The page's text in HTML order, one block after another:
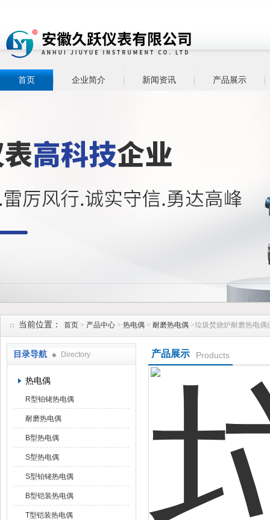
安徽久跃仪表有限公司
首页 企业简介 新闻资讯 产品展示
当前位置： 首页 > 产品中心 > 热电偶 > 耐磨热电偶 >垃圾焚烧炉耐磨热电偶
目录导航 Directory
热电偶
R型铂铑热电偶
耐磨热电偶
B型热电偶
S型热电偶
S型铂铑热电偶
B型铠装热电偶
T型铠装热电偶
产品展示 Products